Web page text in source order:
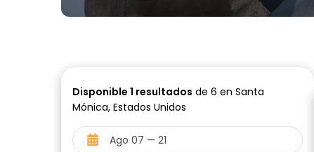
Disponible 1 resultados de 6 en Santa
Mónica, Estados Unidos